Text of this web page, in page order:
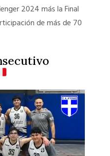
2024 más la Final
de más de 70